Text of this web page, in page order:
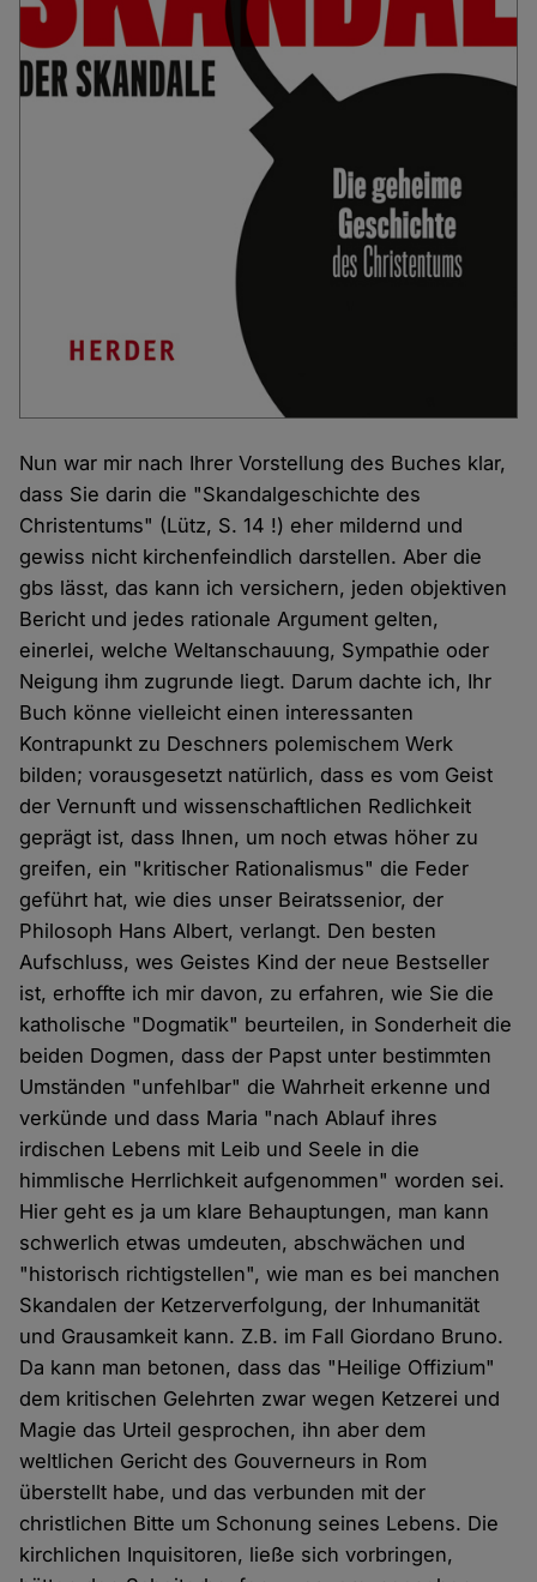
Nun war mir nach Ihrer Vorstellung des Buches klar,
dass Sie darin die "Skandalgeschichte des
Christentums" (Lütz, S. 14 !) eher mildernd und
gewiss nicht kirchenfeindlich darstellen. Aber die
gbs lässt, das kann ich versichern, jeden objektiven
Bericht und jedes rationale Argument gelten,
einerlei, welche Weltanschauung, Sympathie oder
Neigung ihm zugrunde liegt. Darum dachte ich, Ihr
Buch könne vielleicht einen interessanten
Kontrapunkt zu Deschners polemischem Werk
bilden; vorausgesetzt natürlich, dass es vom Geist
der Vernunft und wissenschaftlichen Redlichkeit
geprägt ist, dass Ihnen, um noch etwas höher zu
greifen, ein "kritischer Rationalismus" die Feder
geführt hat, wie dies unser Beiratssenior, der
Philosoph Hans Albert, verlangt. Den besten
Aufschluss, wes Geistes Kind der neue Bestseller
ist, erhoffte ich mir davon, zu erfahren, wie Sie die
katholische "Dogmatik" beurteilen, in Sonderheit die
beiden Dogmen, dass der Papst unter bestimmten
Umständen "unfehlbar" die Wahrheit erkenne und
verkünde und dass Maria "nach Ablauf ihres
irdischen Lebens mit Leib und Seele in die
himmlische Herrlichkeit aufgenommen" worden sei.
Hier geht es ja um klare Behauptungen, man kann
schwerlich etwas umdeuten, abschwächen und
"historisch richtigstellen", wie man es bei manchen
Skandalen der Ketzerverfolgung, der Inhumanität
und Grausamkeit kann. Z.B. im Fall Giordano Bruno.
Da kann man betonen, dass das "Heilige Offizium"
dem kritischen Gelehrten zwar wegen Ketzerei und
Magie das Urteil gesprochen, ihn aber dem
weltlichen Gericht des Gouverneurs in Rom
überstellt habe, und das verbunden mit der
christlichen Bitte um Schonung seines Lebens. Die
kirchlichen Inquisitoren, ließe sich vorbringen,